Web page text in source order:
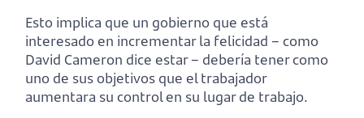
Esto implica que un gobierno que está
interesado en incrementar la felicidad – como
David Cameron dice estar – debería tener como
uno de sus objetivos que el trabajador
aumentara su control en su lugar de trabajo.